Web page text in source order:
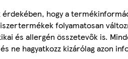
érdekében, hogy a
folyamatosan
és allergén összetevők is.
ne hagyatkozz kizárólag azon